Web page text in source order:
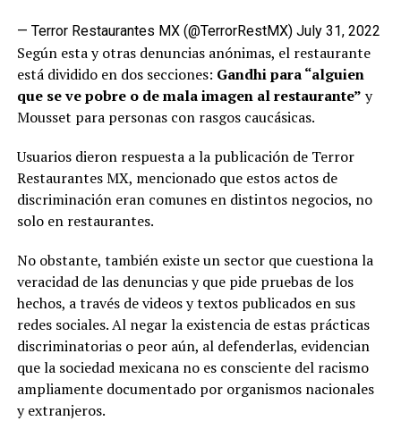
— Terror Restaurantes MX (@TerrorRestMX) July 31, 2022
Según esta y otras denuncias anónimas, el restaurante
está dividido en dos secciones: Gandhi para “alguien
que se ve pobre o de mala imagen al restaurante” y
Mousset para personas con rasgos caucásicas.
Usuarios dieron respuesta a la publicación de Terror
Restaurantes MX, mencionado que estos actos de
discriminación eran comunes en distintos negocios, no
solo en restaurantes.
No obstante, también existe un sector que cuestiona la
veracidad de las denuncias y que pide pruebas de los
hechos, a través de videos y textos publicados en sus
redes sociales. Al negar la existencia de estas prácticas
discriminatorias o peor aún, al defenderlas, evidencian
que la sociedad mexicana no es consciente del racismo
ampliamente documentado por organismos nacionales
y extranjeros.